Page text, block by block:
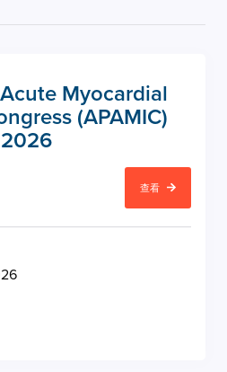
Myocardial
(APAMIC)
2026
查看